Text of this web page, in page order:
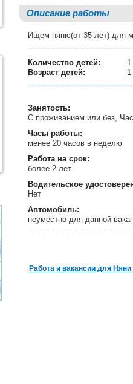
Описание работы
Ищем няню(от 35 лет) для
Количество детей:
1
Возраст детей:
Занятость:
С проживанием или без,
Часы работы:
менее 20 часов в неделю
Работа на срок:
более 2 лет
Водительское
Нет
Автомобиль:
неуместно для данной
Работа и вакансии для